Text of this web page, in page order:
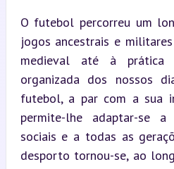
O futebol percorreu um
jogos ancestrais e
medieval até à
organizada dos nossos
futebol, a par com a sua
permite-lhe adaptar-se
sociais e a todas as
desporto tornou-se, ao